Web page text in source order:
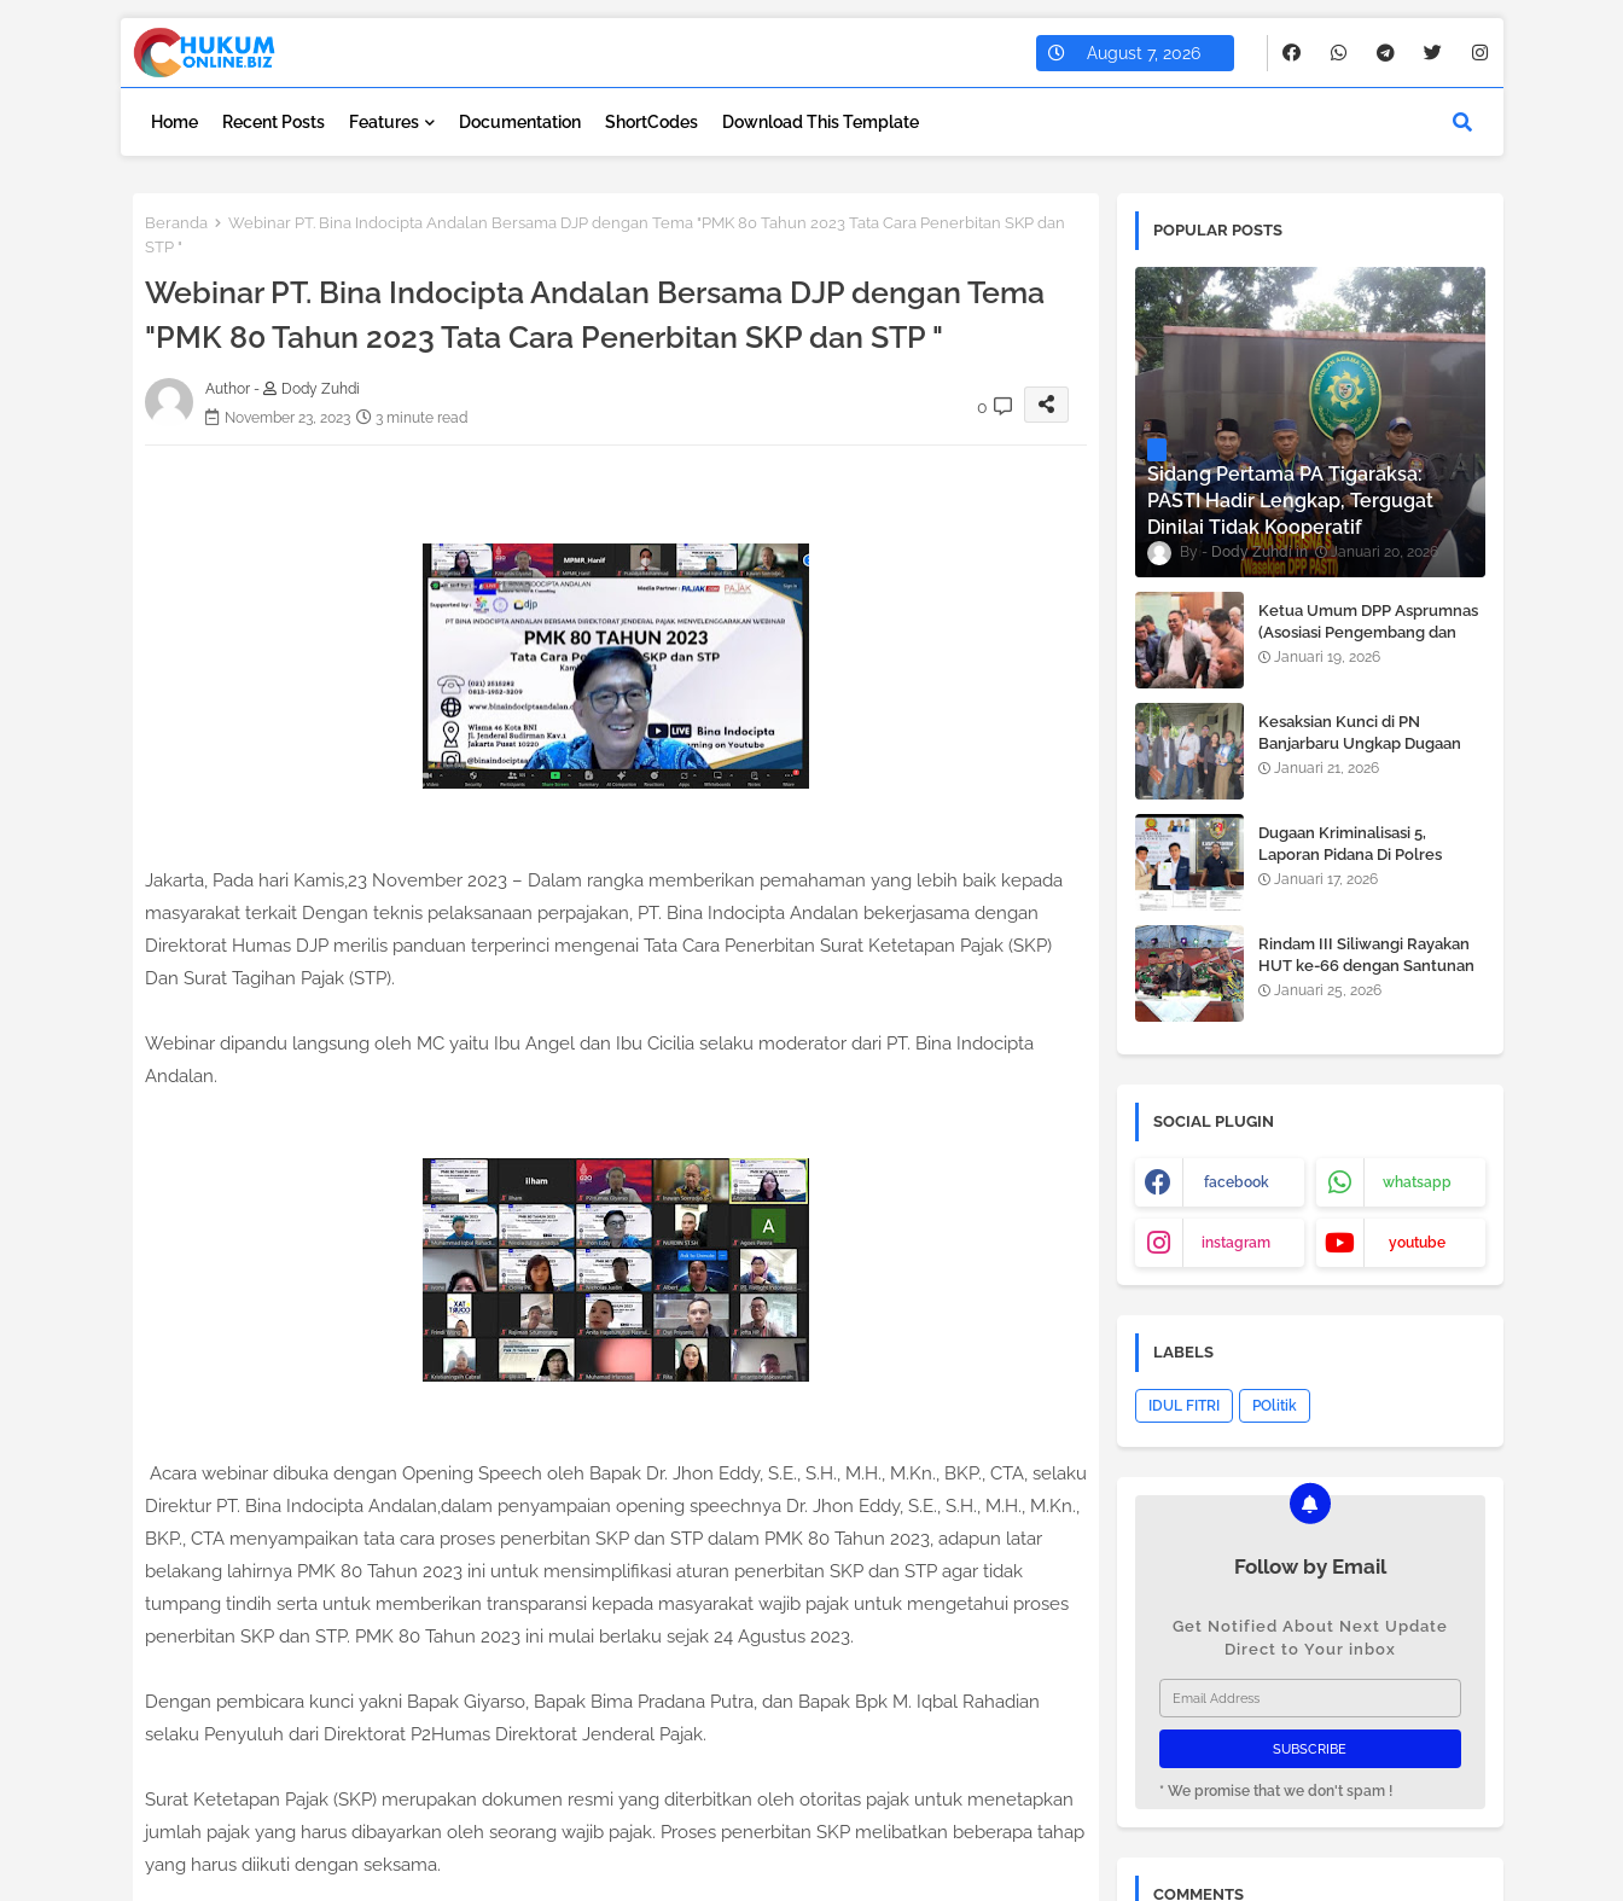
August 7, 2026
Home Recent Posts Features Documentation ShortCodes Download This Template
Beranda
Webinar PT. Bina Indocipta Andalan Bersama DJP dengan Tema "PMK 80 Tahun 2023 Tata Cara Penerbitan SKP dan
STP "
Webinar PT. Bina Indocipta Andalan Bersama DJP dengan Tema
"PMK 80 Tahun 2023 Tata Cara Penerbitan SKP dan STP "
Author -
Dody Zuhdi
November 23, 2023
3 minute read
0
Jakarta, Pada hari Kamis,23 November 2023 – Dalam rangka memberikan pemahaman yang lebih baik kepada
masyarakat terkait Dengan teknis pelaksanaan perpajakan, PT. Bina Indocipta Andalan bekerjasama dengan
Direktorat Humas DJP merilis panduan terperinci mengenai Tata Cara Penerbitan Surat Ketetapan Pajak (SKP)
Dan Surat Tagihan Pajak (STP).
Webinar dipandu langsung oleh MC yaitu Ibu Angel dan Ibu Cicilia selaku moderator dari PT. Bina Indocipta
Andalan.
Acara webinar dibuka dengan Opening Speech oleh Bapak Dr. Jhon Eddy, S.E., S.H., M.H., M.Kn., BKP., CTA, selaku
Direktur PT. Bina Indocipta Andalan,dalam penyampaian opening speechnya Dr. Jhon Eddy, S.E., S.H., M.H., M.Kn.,
BKP., CTA menyampaikan tata cara proses penerbitan SKP dan STP dalam PMK 80 Tahun 2023, adapun latar
belakang lahirnya PMK 80 Tahun 2023 ini untuk mensimplifikasi aturan penerbitan SKP dan STP agar tidak
tumpang tindih serta untuk memberikan transparansi kepada masyarakat wajib pajak untuk mengetahui proses
penerbitan SKP dan STP. PMK 80 Tahun 2023 ini mulai berlaku sejak 24 Agustus 2023.
Dengan pembicara kunci yakni Bapak Giyarso, Bapak Bima Pradana Putra, dan Bapak Bpk M. Iqbal Rahadian
selaku Penyuluh dari Direktorat P2Humas Direktorat Jenderal Pajak.
Surat Ketetapan Pajak (SKP) merupakan dokumen resmi yang diterbitkan oleh otoritas pajak untuk menetapkan
jumlah pajak yang harus dibayarkan oleh seorang wajib pajak. Proses penerbitan SKP melibatkan beberapa tahap
yang harus diikuti dengan seksama.
POPULAR POSTS
Sidang Pertama PA Tigaraksa:
PASTI Hadir Lengkap, Tergugat
Dinilai Tidak Kooperatif
Dody Zuhdi Januari 20, 2026
Ketua Umum DPP Asprumnas
(Asosiasi Pengembang dan
Pemasaran Rumah Nasional)
KUHP dan KUHAP Baru.
Januari 19, 2026
Kesaksian Kunci di PN
Banjarbaru Ungkap Dugaan
Rekayasa Dokumen LBH
Januari 21, 2026
Dugaan Kriminalisasi 5,
Laporan Pidana Di Polres
Kotabaru Terhadap Advokat
Januari 17, 2026
Rindam III Siliwangi Rayakan
HUT ke-66 dengan Santunan
Anak Yatim, Potong Tumpeng
Januari 25, 2026
SOCIAL PLUGIN
facebook whatsapp
instagram youtube
LABELS
IDUL FITRI POlitik
Follow by Email
Get Notified About Next Update
Direct to Your inbox
* We promise that we don't spam !
COMMENTS